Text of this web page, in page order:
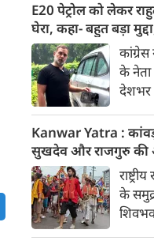
E20 पेट्रोल को लेकर
घेरा, कहा- बहुत बड़ा
खराब, BJP ने बताया
के नेता
देशभर
दिया।
मुद्दा’
इसके
हो
आम
Kanwar Yatra :
सुखदेव और राजगुरु की
अनोखे अंदाज में दी
के